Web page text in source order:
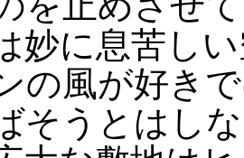
妙に息苦し
の風が好き
そうとはし